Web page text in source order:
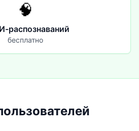
🧠
распознаваний
бесплатно